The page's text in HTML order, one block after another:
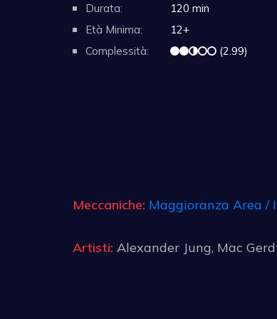
Durata:
120 min
Età Minima:
12+
Complessità:
(2.99)
Meccaniche: Maggioranza Area /
Artisti: Alexander Jung, Mac